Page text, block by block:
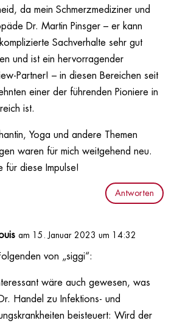
da mein Schmerzmediziner und
Dr. Martin Pinsger – er kann
Sachverhalte sehr gut
und ist ein hervorragender
Partner! – in diesen Bereichen seit
einer der führenden Pioniere in
ist.
Yoga und andere Themen
waren für mich weitgehend neu.
für diese Impulse!
Antworten
am 15. Januar 2023 um 14:32
von „siggi“:
wäre auch gewesen, was
Handel zu Infektions- und
beisteuert: Wird der